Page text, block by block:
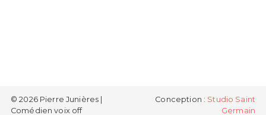
© 2026 Pierre Junières |
Comédien voix off
Conception : Studio Saint
Germain